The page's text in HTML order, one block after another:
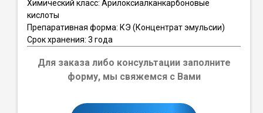
Химический класс: Арилоксиалканкарбоновые
кислоты
Препаративная форма: КЭ (Концентрат эмульсии)
Срок хранения: 3 года
Для заказа либо консультации заполните
форму, мы свяжемся с Вами